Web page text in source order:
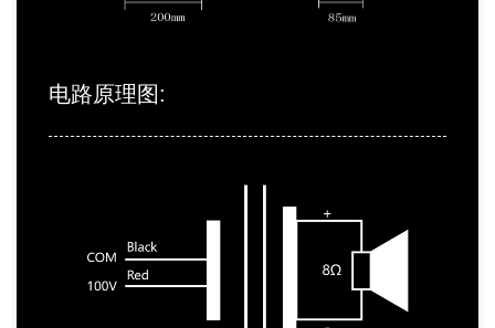
电路原理图: